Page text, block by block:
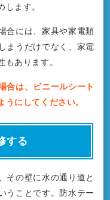
ます。
合には、家具や家電類
まうだけでなく、家電
あります。
合は、ビニールシート
にしてください。
する
その壁に水の通り道と
うことです。防水テー